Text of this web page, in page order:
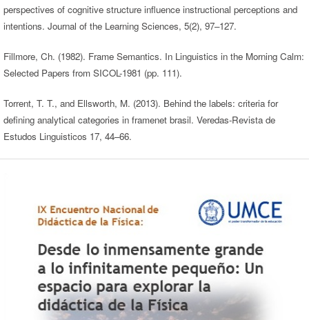
perspectives of cognitive structure influence instructional perceptions and
intentions. Journal of the Learning Sciences, 5(2), 97–127.
Fillmore, Ch. (1982). Frame Semantics. In Linguistics in the Morning Calm:
Selected Papers from SICOL-1981 (pp. 111).
Torrent, T. T., and Ellsworth, M. (2013). Behind the labels: criteria for
defining analytical categories in framenet brasil. Veredas-Revista de
Estudos Linguisticos 17, 44–66.